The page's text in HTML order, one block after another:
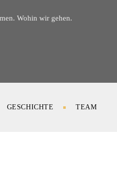
Wohin wir gehen.
GESCHICHTE TEAM